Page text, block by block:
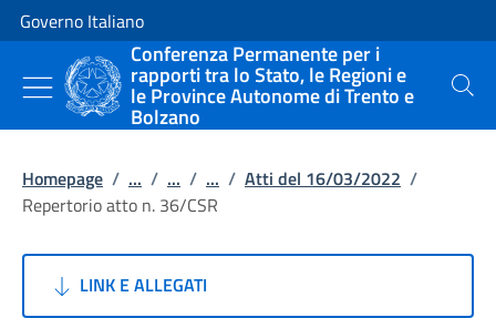
Vai al contenuto
Vai alla navigazione del sito
Governo Italiano
Conferenza Permanente per i
rapporti tra lo Stato, le Regioni e
le Province Autonome di Trento e
Bolzano
Cerca
Homepage / ... / ... / ... / Atti del 16/03/2022 /
Repertorio atto n. 36/CSR
LINK E ALLEGATI